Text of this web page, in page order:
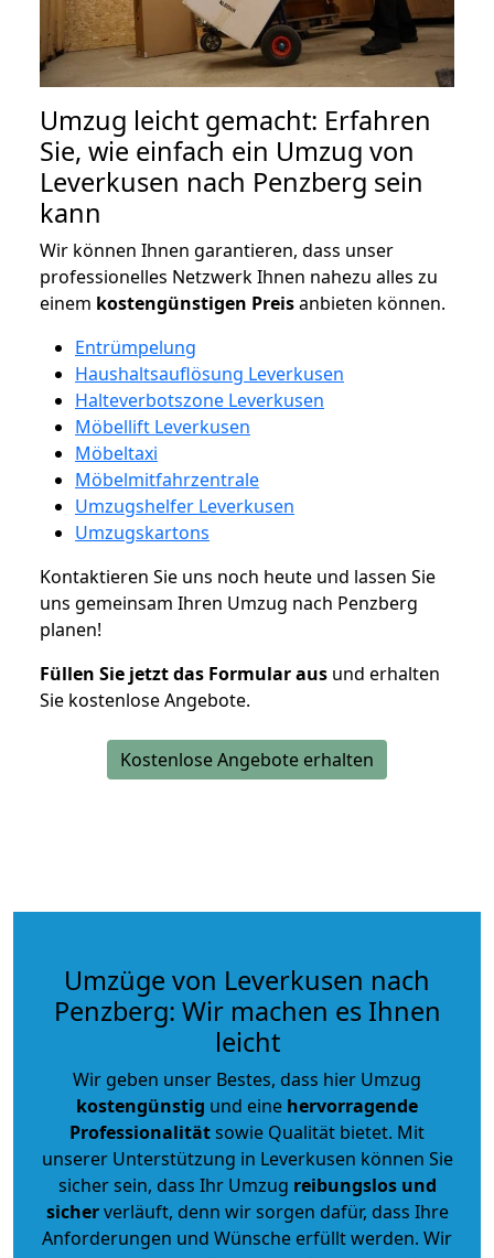
Umzug leicht gemacht: Erfahren
Sie, wie einfach ein Umzug von
Leverkusen nach Penzberg sein
kann
Wir können Ihnen garantieren, dass unser
professionelles Netzwerk Ihnen nahezu alles zu
einem kostengünstigen Preisanbieten können.
Entrümpelung
Haushaltsauflösung Leverkusen
Halteverbotszone Leverkusen
Möbellift Leverkusen
Möbeltaxi
Möbelmitfahrzentrale
Umzugshelfer Leverkusen
Umzugskartons
Kontaktieren Sie uns noch heute und lassen Sie
uns gemeinsam Ihren Umzug nach Penzberg
planen!
Füllen Sie jetzt das Formular aus und erhalten
Sie kostenlose Angebote.
Kostenlose Angebote erhalten
Umzüge von Leverkusen nach
Penzberg: Wir machen es Ihnen
leicht
Wir geben unser Bestes, dass hier Umzug
kostengünstig und eine hervorragende
Professionalitätsowie Qualität bietet. Mit
unserer Unterstützung in Leverkusen können Sie
sicher sein, dass Ihr Umzug reibungslos und
sicherverläuft, denn wir sorgen dafür, dass Ihre
Anforderungen und Wünsche erfüllt werden. Wir